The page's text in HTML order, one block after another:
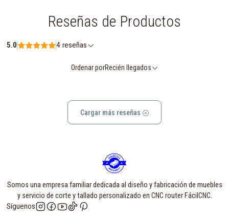
Reseñas de Productos
5.0 4 reseñas
Ordenar porRecién llegados
Cargar más reseñas
Somos una empresa familiar dedicada al diseño y fabricación de muebles
y servicio de corte y tallado personalizado en CNC router FácilCNC.
Síguenos